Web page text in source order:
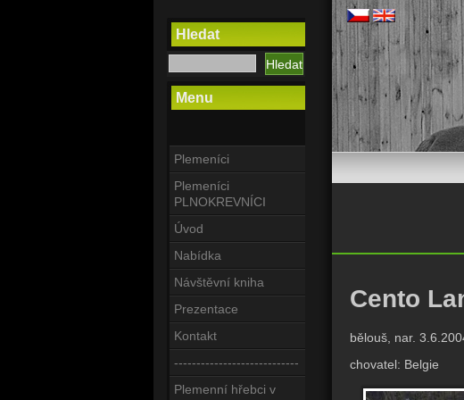
Hledat
Menu
Plemeníci
Plemeníci
PLNOKREVNÍCI
Úvod
Nabídka
Návštěvní kniha
Prezentace
Kontakt
----------------------------
Plemenní hřebci v
Cento
bělouš, nar.
chovatel: Belgie